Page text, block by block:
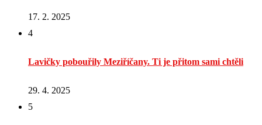
17. 2. 2025
4
Lavičky pobouřily Meziříčany. Ti je přitom sami chtěli
29. 4. 2025
5